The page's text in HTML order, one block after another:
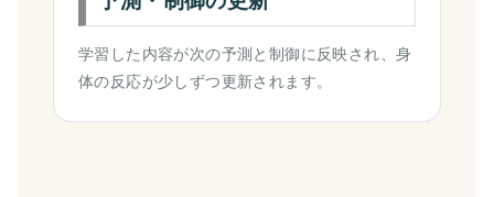
学習した内容が次の予測と制御に反映され、身
体の反応が少しずつ更新されます。